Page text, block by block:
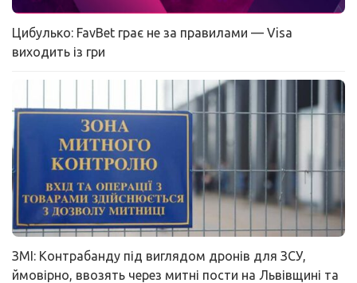
Цибулько: FavBet грає не за правилами — Visa
виходить із гри
ЗМІ: Контрабанду під виглядом дронів для ЗСУ,
ймовірно, ввозять через митні пости на Львівщині та